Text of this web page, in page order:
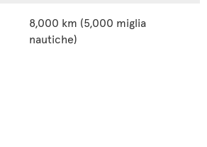
8,000 km (5,000 miglia
nautiche)